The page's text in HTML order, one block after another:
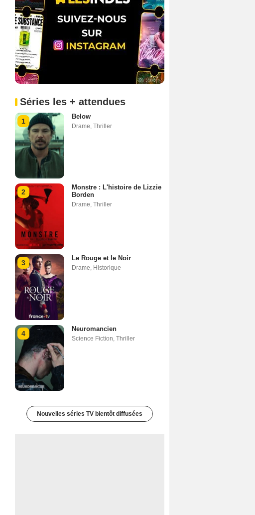
Séries les + attendues
1
Below
Drame Thriller
2
Monstre : L'histoire de Lizzie
Borden
Drame Thriller
3
Le Rouge et le Noir
Drame Historique
4
Neuromancien
Science Fiction Thriller
Nouvelles séries TV bientôt diffusées